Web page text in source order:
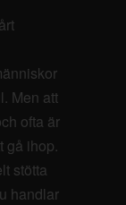
Men att
ofta är
gå ihop.
stötta
handlar